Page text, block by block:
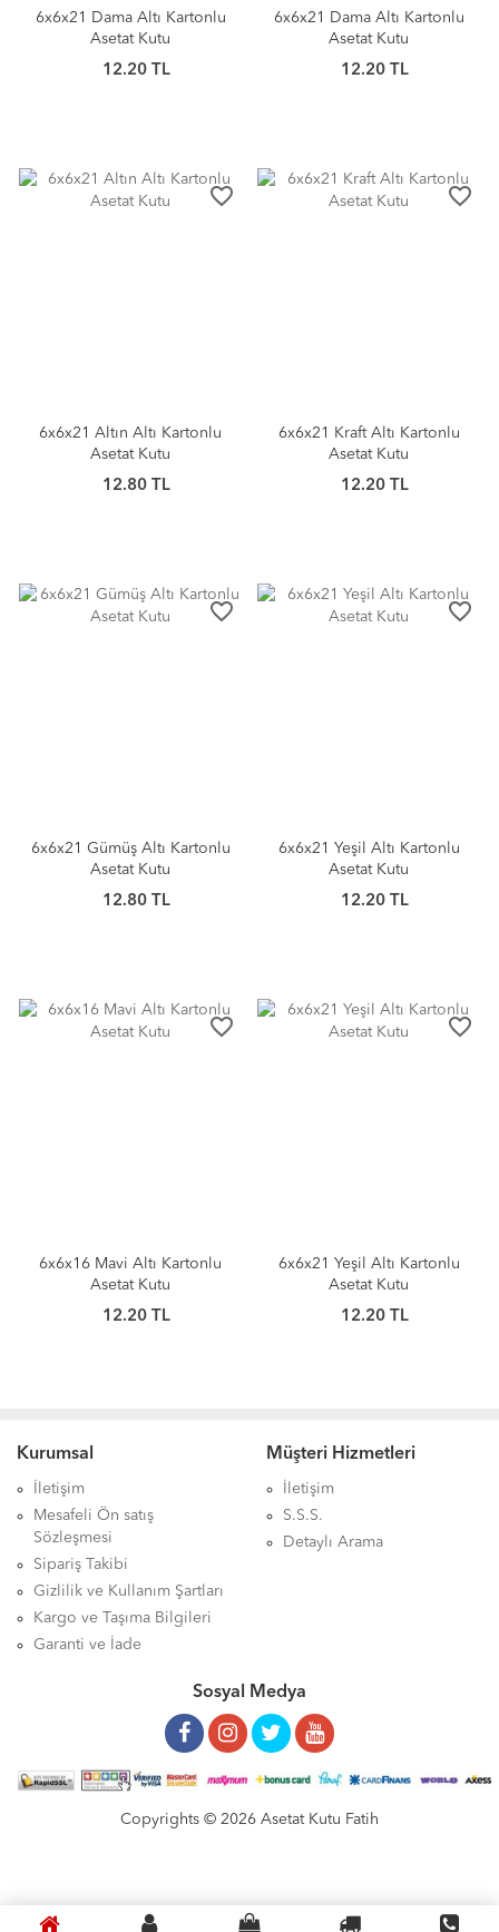
6x6x21 Dama Altı Kartonlu
Asetat Kutu
12.20 TL
6x6x21 Dama Altı Kartonlu
Asetat Kutu
12.20 TL
favorite_border
6x6x21 Altın Altı Kartonlu
Asetat Kutu
12.80 TL
favorite_border
6x6x21 Kraft Altı Kartonlu
Asetat Kutu
12.20 TL
favorite_border
6x6x21 Gümüş Altı Kartonlu
Asetat Kutu
12.80 TL
favorite_border
6x6x21 Yeşil Altı Kartonlu
Asetat Kutu
12.20 TL
favorite_border
6x6x16 Mavi Altı Kartonlu
Asetat Kutu
12.20 TL
favorite_border
6x6x21 Yeşil Altı Kartonlu
Asetat Kutu
12.20 TL
Kurumsal
İletişim
Mesafeli Ön satış
Sözleşmesi
Sipariş Takibi
Gizlilik ve Kullanım Şartları
Kargo ve Taşıma Bilgileri
Garanti ve İade
Müşteri Hizmetleri
İletişim
S.S.S.
Detaylı Arama
Sosyal Medya
Copyrights © 2026 Asetat Kutu Fatih